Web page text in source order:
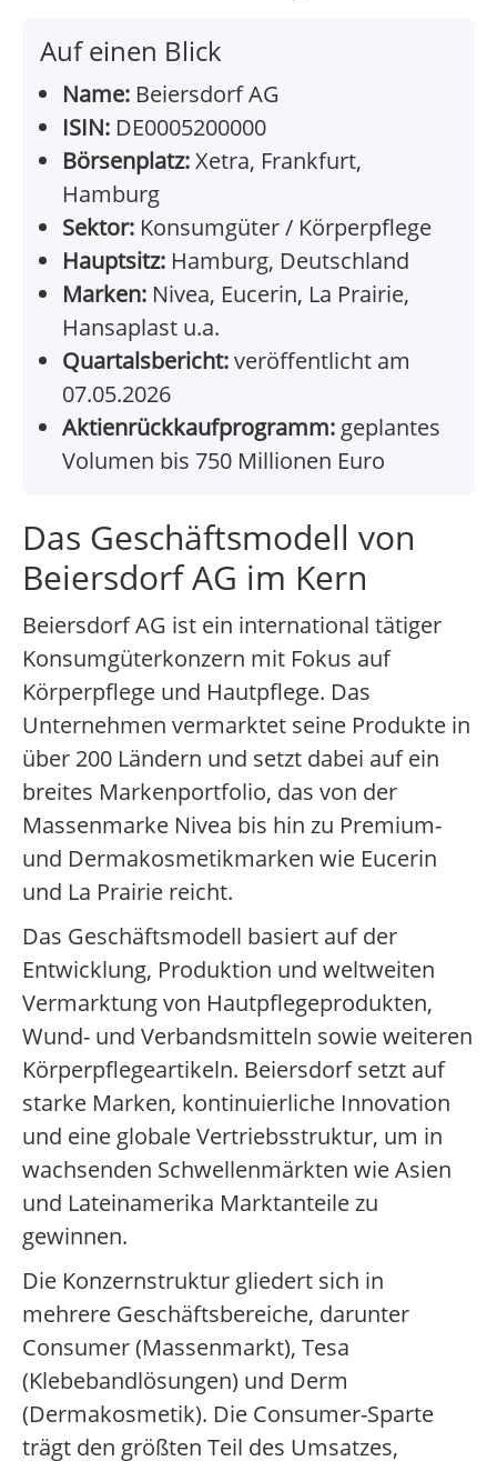
Auf einen Blick
Name: Beiersdorf AG
ISIN: DE0005200000
Börsenplatz:Xetra, Frankfurt,
Hamburg
Sektor: Konsumgüter / Körperpflege
Hauptsitz: Hamburg, Deutschland
Marken: Nivea, Eucerin, La Prairie,
Hansaplast u.a.
Quartalsbericht:veröffentlicht am
07.05.2026
Aktienrückkaufprogramm: geplantes
Volumen bis 750 Millionen Euro
Das Geschäftsmodell von
Beiersdorf AG im Kern
Beiersdorf AG ist ein international tätiger
Konsumgüterkonzern mit Fokus auf
Körperpflege und Hautpflege. Das
Unternehmen vermarktet seine Produkte in
über 200 Ländern und setzt dabei auf ein
breites Markenportfolio, das von der
Massenmarke Nivea bis hin zu Premium-
und Dermakosmetikmarken wie Eucerin
und La Prairie reicht.
Das Geschäftsmodell basiert auf der
Entwicklung, Produktion und weltweiten
Vermarktung von Hautpflegeprodukten,
Wund- und Verbandsmitteln sowie weiteren
Körperpflegeartikeln. Beiersdorf setzt auf
starke Marken, kontinuierliche Innovation
und eine globale Vertriebsstruktur, um in
wachsenden Schwellenmärkten wie Asien
und Lateinamerika Marktanteile zu
gewinnen.
Die Konzernstruktur gliedert sich in
mehrere Geschäftsbereiche, darunter
Consumer (Massenmarkt), Tesa
(Klebebandlösungen) und Derm
(Dermakosmetik). Die Consumer-Sparte
trägt den größten Teil des Umsatzes,